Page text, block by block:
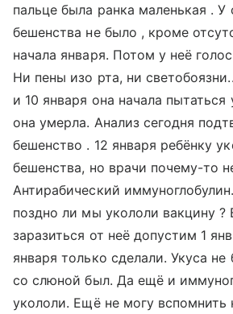
пальце была ранка маленькая . У
бешенства не было , кроме
начала января. Потом у неё
Ни пены изо рта, ни
и 10 января она начала пытаться
она умерла. Анализ сегодня
бешенство . 12 января ребёнку
бешенства, но врачи почему-то
Антирабический
поздно ли мы укололи вакцину ?
заразиться от неё допустим 1
января только сделали. Укуса не
со слюной был. Да ещё и
укололи. Ещё не могу вспомнить